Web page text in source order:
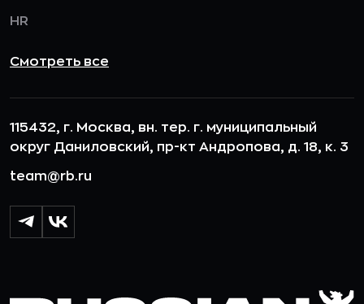
HR
Смотреть все
115432, г. Москва, вн. тер. г. муниципальный
округ Даниловский, пр-кт Андропова, д. 18, к. 3
team@rb.ru